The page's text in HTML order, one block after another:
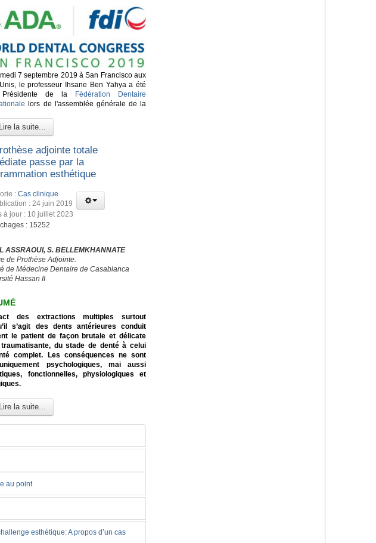
7 septembre 2019 à San Francisco aux
le professeur Ihsane Ben Yahya a été
de la
Fédération Dentaire
lors de l'assemblée générale de la
Lire la suite...
adjointe totale
passe par la
esthétique
:Cas clinique
: 24 juin 2019
à jour : 10 juillet 2023
: 15252
ASSRAOUI, S. BELLEMKHANNATE
de Prothèse Adjointe.
de Médecine Dentaire de Casablanca
Hassan II
des extractions multiples surtout
s’agit des dents antérieures conduit
le patient de façon brutale et délicate
du stade de denté à celui
complet. Les conséquences ne sont
psychologiques, mai aussi
fonctionnelles, physiologiques et
Lire la suite...
au point
esthétique: A propos d’un cas